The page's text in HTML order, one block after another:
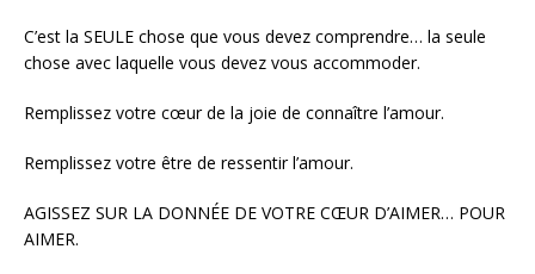
C’est la SEULE chose que vous devez comprendre… la seule
chose avec laquelle vous devez vous accommoder.
Remplissez votre cœur de la joie de connaître l’amour.
Remplissez votre être de ressentir l’amour.
AGISSEZ SUR LA DONNÉE DE VOTRE CŒUR D’AIMER… POUR
AIMER.